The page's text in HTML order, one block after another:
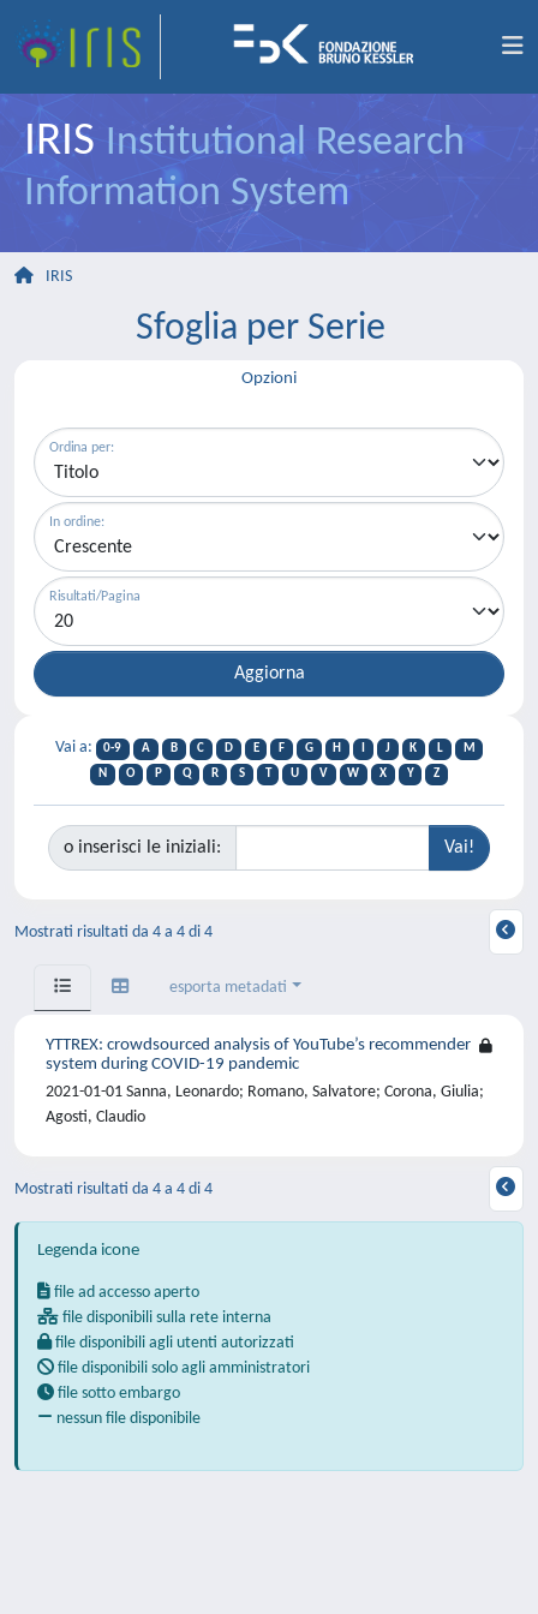
IRIS Institutional Research
Information System
IRIS
Sfoglia per Serie
Opzioni
Ordina per:
In ordine:
Risultati/Pagina
Vai a: 0-9 A B C D E F G H J K L
M
N
O P Q R S T U V W X Y Z
o inserisci le iniziali:
Mostrati risultati da 4 a 4 di 4
esporta metadati
YTTREX: crowdsourced analysis of YouTube’s recommender
system during COVID-19 pandemic
2021-01-01 Sanna, Leonardo; Romano, Salvatore; Corona, Giulia;
Agosti, Claudio
Mostrati risultati da 4 a 4 di 4
Legenda icone
file ad accesso aperto
file disponibili sulla rete interna
file disponibili agli utenti autorizzati
file disponibili solo agli amministratori
file sotto embargo
nessun file disponibile